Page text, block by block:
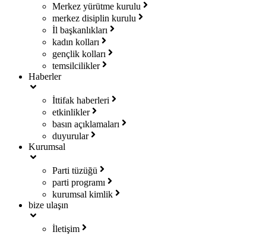
Merkez yürütme kurulu
merkez disiplin kurulu
İl başkanlıkları
kadın kolları
gençlik kolları
temsilcilikler
Haberler
İttifak haberleri
etkinlikler
basın açıklamaları
duyurular
Kurumsal
Parti tüzüğü
parti programı
kurumsal kimlik
bize ulaşın
İletişim